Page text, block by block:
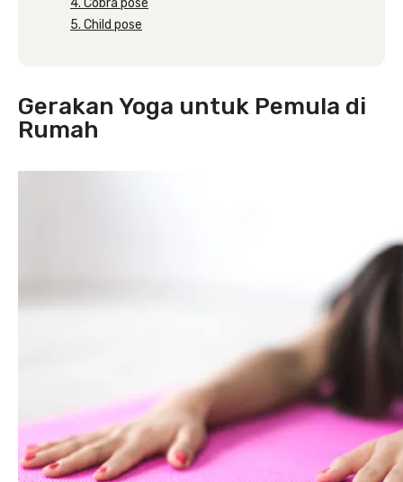
4. Cobra pose
5. Child pose
Gerakan Yoga untuk Pemula di
Rumah